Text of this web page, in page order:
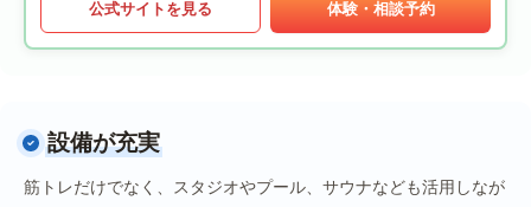
公式サイトを見る 体験・相談予約
設備が充実
筋トレだけでなく、スタジオやプール、サウナなども活用しなが